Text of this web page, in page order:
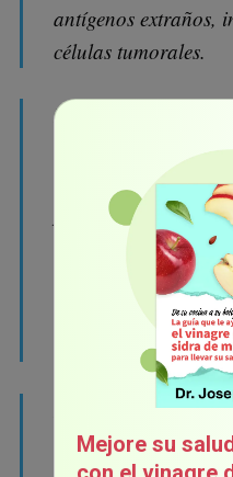
antígenos extraños,
células tumorales.
La exposición a
relación inversa con
concentración de
paperas y la
a los anticuerpos
difteria en niños, lo
capacidad del
inmunosupresión
La inflamación
riesgo de cáncer,
Mejore su